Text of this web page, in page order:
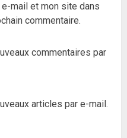
mail et mon site dans
commentaire.
commentaires par
articles par e-mail.